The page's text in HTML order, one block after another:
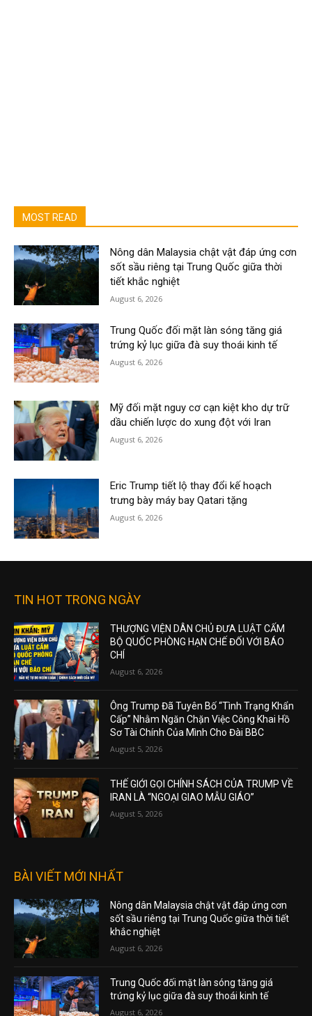
MOST READ
Nông dân Malaysia chật vật đáp ứng cơn
sốt sầu riêng tại Trung Quốc giữa thời
tiết khắc nghiệt
August 6, 2026
Trung Quốc đối mặt làn sóng tăng giá
trứng kỷ lục giữa đà suy thoái kinh tế
August 6, 2026
Mỹ đối mặt nguy cơ cạn kiệt kho dự trữ
dầu chiến lược do xung đột với Iran
August 6, 2026
Eric Trump tiết lộ thay đổi kế hoạch
trưng bày máy bay Qatari tặng
August 6, 2026
TIN HOT TRONG NGÀY
THƯỢNG VIỆN DÂN CHỦ ĐƯA LUẬT CẤM
BỘ QUỐC PHÒNG HẠN CHẾ ĐỐI VỚI BÁO
CHÍ
August 6, 2026
Ông Trump Đã Tuyên Bố “Tình Trạng Khẩn
Cấp” Nhằm Ngăn Chặn Việc Công Khai Hồ
Sơ Tài Chính Của Mình Cho Đài BBC
August 5, 2026
THẾ GIỚI GỌI CHÍNH SÁCH CỦA TRUMP VỀ
IRAN LÀ “NGOẠI GIAO MẪU GIÁO”
August 5, 2026
BÀI VIẾT MỚI NHẤT
Nông dân Malaysia chật vật đáp ứng cơn
sốt sầu riêng tại Trung Quốc giữa thời tiết
khắc nghiệt
August 6, 2026
Trung Quốc đối mặt làn sóng tăng giá
trứng kỷ lục giữa đà suy thoái kinh tế
August 6, 2026